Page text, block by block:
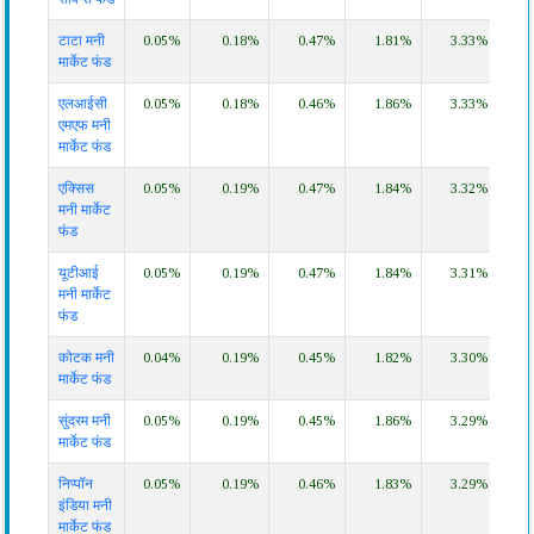
टाटा मनी
मार्केट फंड
0.05% 0.18% 0.47% 1.81% 3.33%
एलआईसी
एमएफ मनी
मार्केट फंड
0.05% 0.18% 0.46% 1.86% 3.33%
एक्सिस
मनी मार्केट
फंड
0.05% 0.19% 0.47% 1.84% 3.32%
यूटीआई
मनी मार्केट
फंड
0.05% 0.19% 0.47% 1.84% 3.31%
कोटक मनी
मार्केट फंड
0.04% 0.19% 0.45% 1.82% 3.30%
सुंदरम मनी
मार्केट फंड
0.05% 0.19% 0.45% 1.86% 3.29%
निप्पॉन
इंडिया मनी
मार्केट फंड
0.05% 0.19% 0.46% 1.83% 3.29%